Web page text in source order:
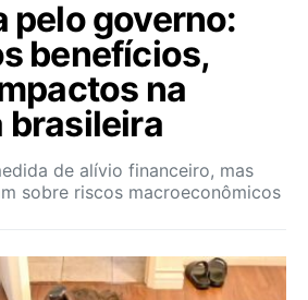
pelo governo:
benefícios,
na
brasileira
de alívio financeiro, mas
sobre riscos macroeconômicos